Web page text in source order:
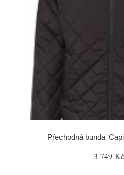
Přechodná bunda
3 749 Kč